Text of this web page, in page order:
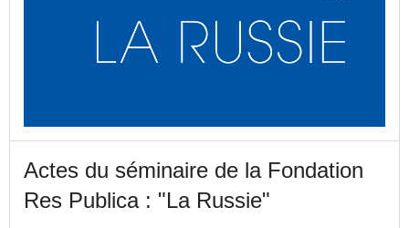
Actes du séminaire de la Fondation
Res Publica : "La Russie"